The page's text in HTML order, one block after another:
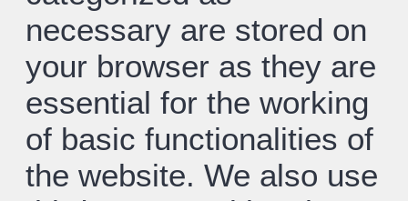
necessary are stored on
your browser as they are
essential for the working
of basic functionalities of
the website. We also use